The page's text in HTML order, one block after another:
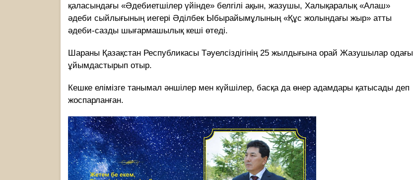
қаласындағы «Әдебиетшілер үйінде» белгілі ақын, жазушы, Халықаралық «Алаш»
әдеби сыйлығының иегері Әділбек Ыбырайымұлының «Құс жолындағы жыр» атты
әдеби-сазды шығармашылық кеші өтеді.
Шараны Қазақстан Республикасы Тәуелсіздігінің 25 жылдығына орай Жазушылар одағы
ұйымдастырып отыр.
Кешке елімізге танымал әншілер мен күйшілер, басқа да өнер адамдары қатысады деп
жоспарланған.